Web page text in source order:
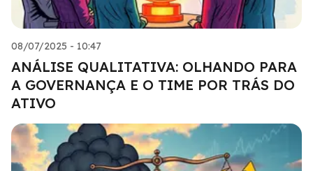
08/07/2025 - 10:47
ANÁLISE QUALITATIVA: OLHANDO PARA
A GOVERNANÇA E O TIME POR TRÁS DO
ATIVO